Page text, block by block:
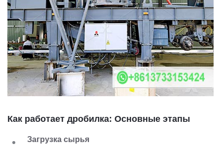
Как работает дробилка: Основные этапы
Загрузка сырья